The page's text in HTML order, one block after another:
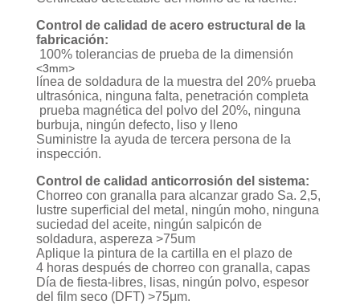
VÍDEOS
ESPECTÁCULO
SOBRE
NOSOTROS
RECORRIDO
POR
Control de calidad de acero estructural de la
fabricación:
100% tolerancias de prueba de la dimensión
<3mm>
línea de soldadura de la muestra del 20% prueba
ultrasónica, ninguna falta, penetración completa
prueba magnética del polvo del 20%, ninguna
burbuja, ningún defecto, liso y lleno
Suministre la ayuda de tercera persona de la
inspección.
Control de calidad anticorrosión del sistema:
Chorreo con granalla para alcanzar grado Sa. 2,5,
lustre superficial del metal, ningún moho, ninguna
suciedad del aceite, ningún salpicón de
soldadura, aspereza >75um
Aplique la pintura de la cartilla en el plazo de
4 horas después de chorreo con granalla, capas
Día de fiesta-libres, lisas, ningún polvo, espesor
del film seco (DFT) >75μm.